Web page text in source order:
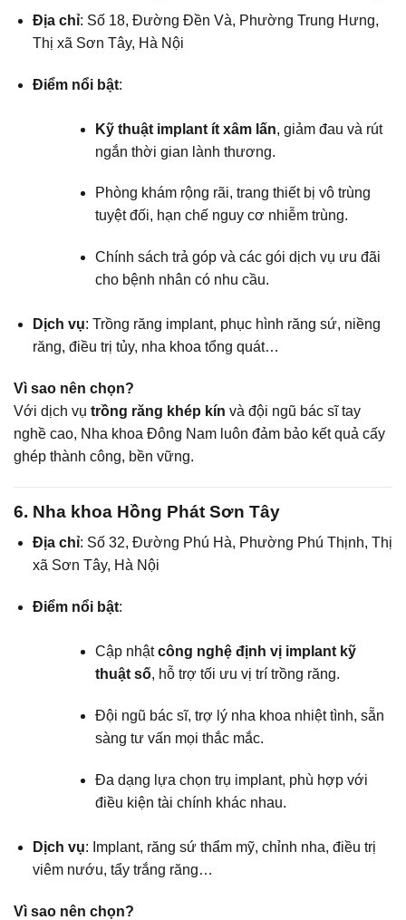
Địa chỉ: Số 18, Đường Đền Và, Phường Trung Hưng,
Thị xã Sơn Tây, Hà Nội
Điểm nổi bật:
Kỹ thuật implant ít xâm lấn, giảm đau và rút
ngắn thời gian lành thương.
Phòng khám rộng rãi, trang thiết bị vô trùng
tuyệt đối, hạn chế nguy cơ nhiễm trùng.
Chính sách trả góp và các gói dịch vụ ưu đãi
cho bệnh nhân có nhu cầu.
Dịch vụ: Trồng răng implant, phục hình răng sứ, niềng
răng, điều trị tủy, nha khoa tổng quát…
Vì sao nên chọn?
Với dịch vụ trồng răng khép kín và đội ngũ bác sĩ tay
nghề cao, Nha khoa Đông Nam luôn đảm bảo kết quả cấy
ghép thành công, bền vững.
6. Nha khoa Hồng Phát Sơn Tây
Địa chỉ: Số 32, Đường Phú Hà, Phường Phú Thịnh, Thị
xã Sơn Tây, Hà Nội
Điểm nổi bật:
Cập nhậtcông nghệ định vị implant kỹ
thuật số, hỗ trợ tối ưu vị trí trồng răng.
Đội ngũ bác sĩ, trợ lý nha khoa nhiệt tình, sẵn
sàng tư vấn mọi thắc mắc.
Đa dạng lựa chọn trụ implant, phù hợp với
điều kiện tài chính khác nhau.
Dịch vụ: Implant, răng sứ thẩm mỹ, chỉnh nha, điều trị
viêm nướu, tẩy trắng răng…
Vì sao nên chọn?